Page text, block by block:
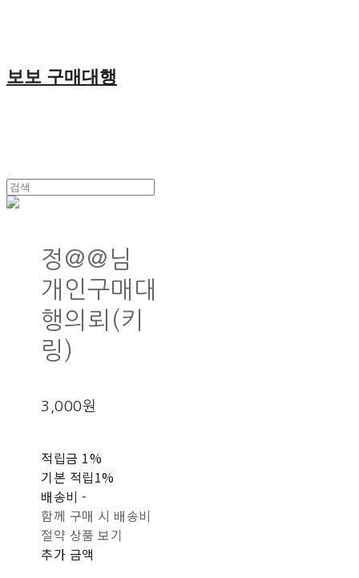
보보 구매대행
정@@님
개인구매대
행의뢰(키
링)
3,000원
적립금 1%
기본 적립1%
배송비-
함께 구매 시 배송비
절약 상품 보기
추가 금액